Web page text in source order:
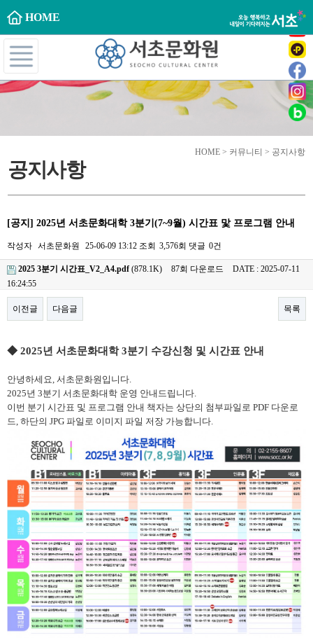
HOME
HOME > 커뮤니티 > 공지사항
공지사항
[공지] 2025년 서초문화대학 3분기(7~9월) 시간표 맟 프로그램 안내
작성자 서초문화원 25-06-09 13:12 조회 3,576회 댓글 0건
2025 3분기 시간표_V2_A4.pdf(878.1K) 87회 다운로드
DATE : 2025-07-11
16:24:55
이전글 다음글 목록
◆ 2025년 서초문화대학 3분기 수강신청 및 시간표 안내
안녕하세요, 서초문화원입니다.
2025년 3분기 서초문화대학 운영 안내드립니다.
이번 분기 시간표 및 프로그램 안내 책자는 상단의 첨부파일로 PDF 다운로
드, 하단의 JPG 파일로 이미지 파일 저장 가능합니다.